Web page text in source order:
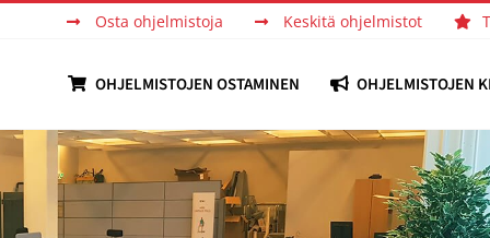
Osta ohjelmistoja Keskitä ohjelmistot
OHJELMISTOJEN OSTAMINEN OHJELMISTOJEN